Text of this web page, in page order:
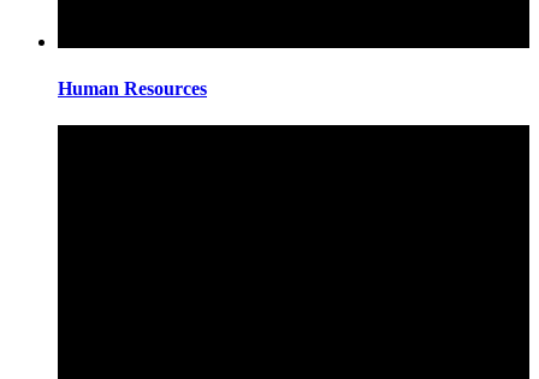
Human Resources